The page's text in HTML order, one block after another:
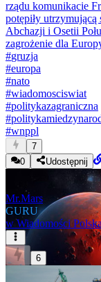
rządu komunikacie
potępiły
Abchazji i Osetii
zagrożenie dla
#gruzja
#europa
#nato
#wiadomosciswiat
#politykazagraniczna
#
#wnppl
7
0
Udostępnij
Mr.Mars
GURU
w Wiadomości
6